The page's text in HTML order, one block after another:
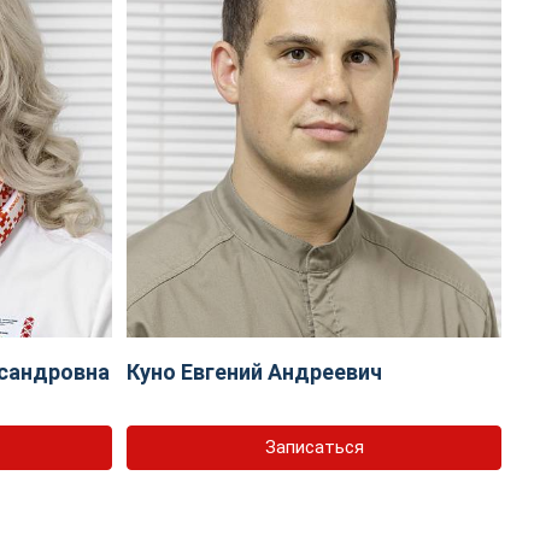
Куно Евгений Андреевич
Записаться